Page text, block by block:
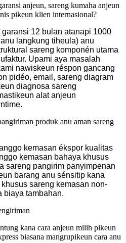
anjeun, sareng kumaha anjeun
pikeun klien internasional?
12 bulan atanapi 1000
langkung tiheula) anu
sareng komponén utama
Upami aya masalah
nawiskeun réspon gancang
pidéo, email, sareng diagram
diagnosa sareng
alat anjeun
produk anu aman sareng
kemasan ékspor kualitas
kemasan bahaya khusus
sareng pangirim panyimpenan
barang anu sénsitip kana
sareng kemasan non-
biaya tambahan.
kana cara anjeun milih pikeun
biasana mangrupikeun cara anu